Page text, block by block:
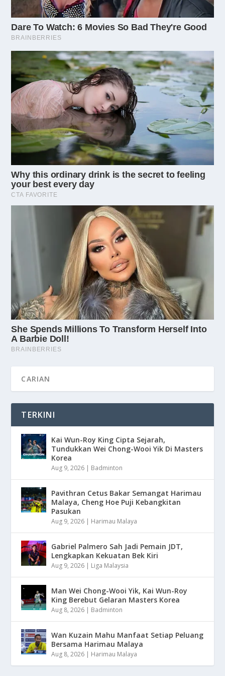
TERKINI
Kai Wun-Roy King Cipta Sejarah,
Tundukkan Wei Chong-Wooi Yik Di Masters
Korea
Aug 9, 2026 | Badminton
Pavithran Cetus Bakar Semangat Harimau
Malaya, Cheng Hoe Puji Kebangkitan
Pasukan
Aug 9, 2026 | Harimau Malaya
Gabriel Palmero Sah Jadi Pemain JDT,
Lengkapkan Kekuatan Bek Kiri
Aug 9, 2026 | Liga Malaysia
Man Wei Chong-Wooi Yik, Kai Wun-Roy
King Berebut Gelaran Masters Korea
Aug 8, 2026 | Badminton
Wan Kuzain Mahu Manfaat Setiap Peluang
Bersama Harimau Malaya
Aug 8, 2026 | Harimau Malaya